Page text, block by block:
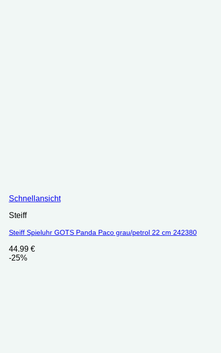
Schnellansicht
Steiff
Steiff Spieluhr GOTS Panda Paco grau/petrol 22 cm 242380
44.99 €
-25%